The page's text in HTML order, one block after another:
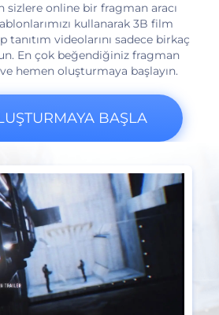
sizlere online bir fragman aracı
kullanarak 3B film
tanıtım videolarını sadece birkaç
En çok beğendiğiniz fragman
hemen oluşturmaya başlayın.
BAŞLA